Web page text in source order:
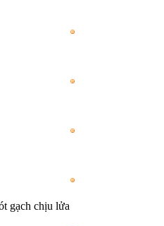
gạch chịu lửa